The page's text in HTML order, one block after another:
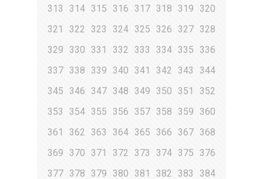
313
314 315 316 317 318 319
320
321
322 323 324 325 326 327 328
329
330 331 332 333 334 335
336
337 338 339 340 341 342 343
344
345
346 347 348 349 350 351
352
353
354 355 356 357 358 359 360
361
362 363 364 365 366 367 368
369
370 371 372 373 374 375 376
377 378 379 380 381 382 383 384